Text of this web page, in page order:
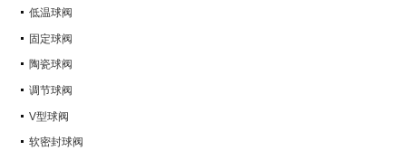
低温球阀
固定球阀
陶瓷球阀
调节球阀
V型球阀
软密封球阀